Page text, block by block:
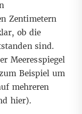
Zentimetern
ob die
sind.
Meeresspiegel
Beispiel um
mehreren
hier).